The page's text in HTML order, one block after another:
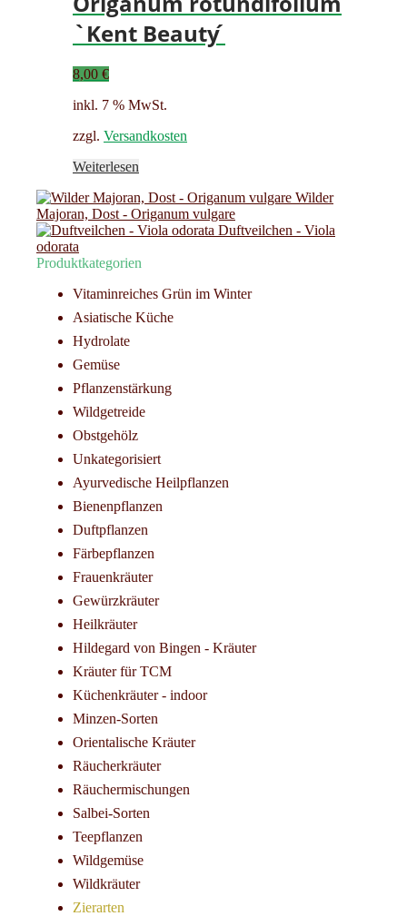
`Kent Beauty ́
8,00 €
inkl. 7 % MwSt.
zzgl. Versandkosten
Weiterlesen
Wilder
Majoran, Dost - Origanum vulgare
Duftveilchen - Viola
odorata
Produktkategorien
Vitaminreiches Grün im Winter
Asiatische Küche
Hydrolate
Gemüse
Pflanzenstärkung
Wildgetreide
Obstgehölz
Unkategorisiert
Ayurvedische Heilpflanzen
Bienenpflanzen
Duftpflanzen
Färbepflanzen
Frauenkräuter
Gewürzkräuter
Heilkräuter
Hildegard von Bingen - Kräuter
Kräuter für TCM
Küchenkräuter - indoor
Minzen-Sorten
Orientalische Kräuter
Räucherkräuter
Räuchermischungen
Salbei-Sorten
Teepflanzen
Wildgemüse
Wildkräuter
Zierarten